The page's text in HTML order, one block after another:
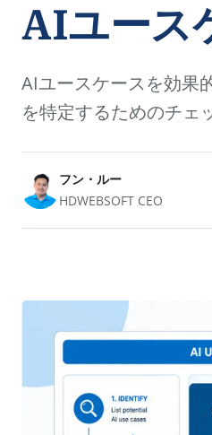
AIユース
AIユースケースを効果
を特定するためのチェ
フン・ルー
HDWEBSOFT CEO